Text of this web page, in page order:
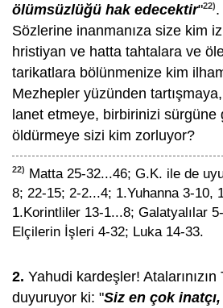
ölümsüzlüğü hak edecektir"22)
Sözlerine inanmanıza size kim
hristiyan ve hatta tahtalara ve
tarikatlara bölünmenize kim
Mezhepler yüzünden
lanet etmeye, birbirinizi sürgüne
öldürmeye sizi kim zorluyor?
22) Matta 25-32...46; G.K. ile de
8; 22-15; 2-2...4; 1.Yuhanna 3-10,
1.Korintliler 13-1...8; Galatyalılar
Elçilerin İşleri 4-32; Luka 14-33.
2. Yahudi kardeşler!
duyuruyor ki: "Siz en çok